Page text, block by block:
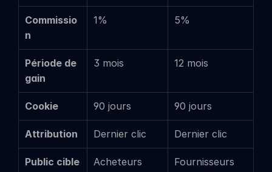
Commissio
n
1% 5%
Période de
gain
3 mois 12 mois
Cookie 90 jours 90 jours
Attribution Dernier clic Dernier clic
Public cible
Acheteurs
Fournisseurs